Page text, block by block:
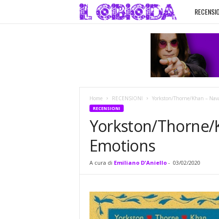
l
C
i
i
d
Home RECENSIONI Yorkston/Thorne/Khan –
RECENSIONI
Yorkston/Thorne/
Emotions
A cura di Emiliano D'Aniello- 03/02/2020